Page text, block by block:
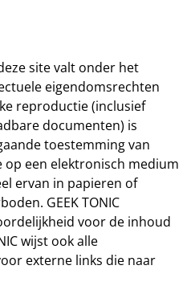
site valt onder het
eigendomsrechten
reproductie (inclusief
documenten) is
toestemming van
op een elektronisch medium
ervan in papieren of
GEEK TONIC
voor de inhoud
wijst ook alle
externe links die naar